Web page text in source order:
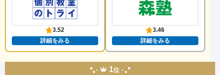
3.52
詳細をみる
3.46
詳細をみる
1位